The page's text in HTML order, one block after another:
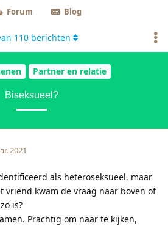
Forum Blog
Partner en relatie
Biseksueel?
110 berichten
2021
als heteroseksueel, maar
vriend kwam de vraag naar boven of
is?
Prachtig om naar te kijken,